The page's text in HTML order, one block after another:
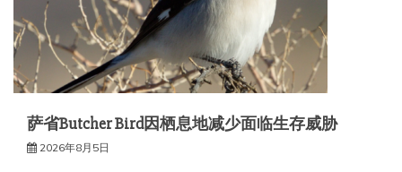
萨省Butcher Bird因栖息地减少面临生存威胁
2026年8月5日